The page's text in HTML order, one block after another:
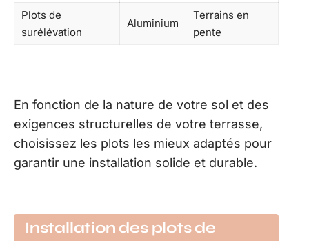
Plots de
surélévation
Aluminium
Terrains en
pente
En fonction de la nature de votre sol et des
exigences structurelles de votre terrasse,
choisissez les plots les mieux adaptés pour
garantir une installation solide et durable.
Installation des plots de